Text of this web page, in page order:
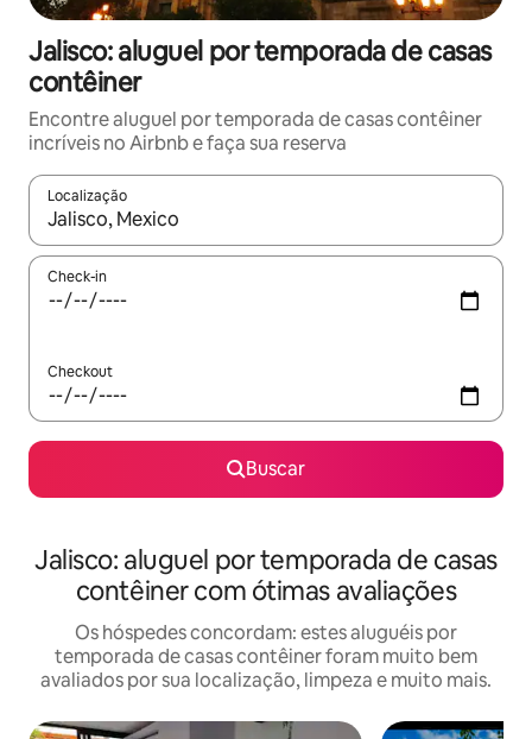
Jalisco: aluguel por temporada de casas
contêiner
Encontre aluguel por temporada de casas contêiner
incríveis no Airbnb e faça sua reserva
Localização
Quando os resultados estiverem disponíveis, explore-os
Check-in
Checkout
Buscar
Jalisco: aluguel por temporada de casas
contêiner com ótimas avaliações
Os hóspedes concordam: estes aluguéis por
temporada de casas contêiner foram muito bem
avaliados por sua localização, limpeza e muito mais.